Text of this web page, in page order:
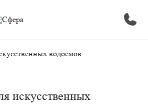
искусственных